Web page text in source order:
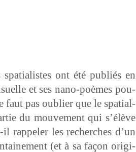
ont été pub­liés en
et ses nano-poèmes pou­
faut pas oubli­er que le spa­tial­
du mou­ve­ment qui s’élève
rap­pel­er les recherch­es d’un
(et à sa façon orig­i­